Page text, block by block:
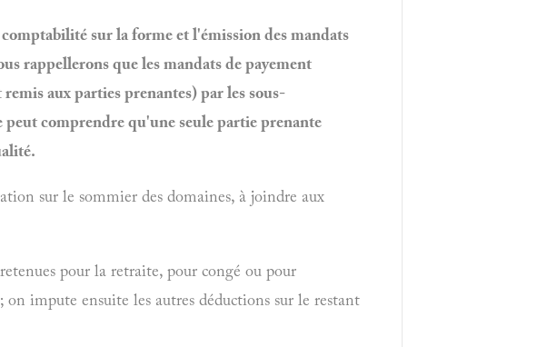
sur la forme et l'émission des mandats
rappellerons que les mandats de payement
aux parties prenantes) par les sous-
peut comprendre qu'une seule partie prenante
sur le sommier des domaines, à joindre aux
pour la retraite, pour congé ou pour
impute ensuite les autres déductions sur le restant